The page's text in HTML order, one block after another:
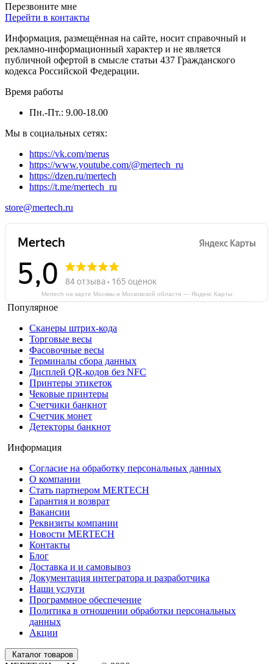
Перезвоните мне
Перейти в контакты
Информация, размещённая на сайте, носит справочный и
рекламно-информационный характер и не является
публичной офертой в смысле статьи 437 Гражданского
кодекса Российской Федерации.
Время работы
Пн.-Пт.: 9.00-18.00
Мы в социальных сетях:
https://vk.com/merus
https://www.youtube.com/@mertech_ru
https://dzen.ru/mertech
https://t.me/mertech_ru
store@mertech.ru
Mertech на карте Москвы и Московской области — Яндекс Карты
Популярное
Сканеры штрих-кода
Торговые весы
Фасовочные весы
Терминалы сбора данных
Дисплей QR-кодов без NFC
Принтеры этикеток
Чековые принтеры
Счетчики банкнот
Счетчик монет
Детекторы банкнот
Информация
Согласие на обработку персональных данных
О компании
Стать партнером MERTECH
Гарантия и возврат
Вакансии
Реквизиты компании
Новости MERTECH
Контакты
Блог
Доставка и и самовывоз
Документация интегратора и разработчика
Наши услуги
Программное обеспечение
Политика в отношении обработки персональных
данных
Акции
Каталог товаров